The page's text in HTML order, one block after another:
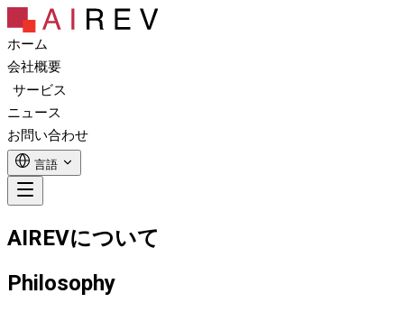
ホーム
会社概要
サービス
ニュース
お問い合わせ
言語
AIREVについて
Philosophy